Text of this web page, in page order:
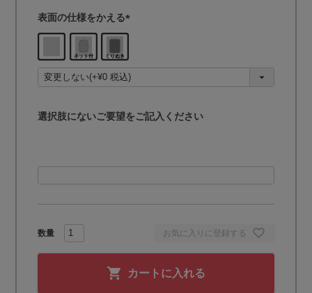
お気に入りに登録する
カートに入れる
表面の仕様をかえる
(
須
)
選択肢にないご要望をご記入ください